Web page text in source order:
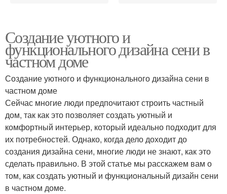
Создание уютного и
функционального дизайна сени в
частном доме
Создание уютного и функционального дизайна сени в
частном доме
Сейчас многие люди предпочитают строить частный
дом, так как это позволяет создать уютный и
комфортный интерьер, который идеально подходит для
их потребностей. Однако, когда дело доходит до
создания дизайна сени, многие люди не знают, как это
сделать правильно. В этой статье мы расскажем вам о
том, как создать уютный и функциональный дизайн сени
в частном доме.